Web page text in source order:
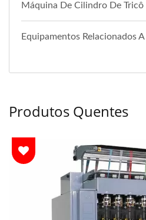
Máquina De Cilindro De Tricô
Equipamentos Relacionados A
Produtos Quentes